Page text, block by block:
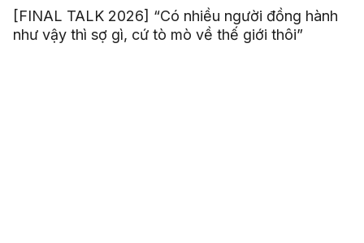
[FINAL TALK 2026] “Có nhiều người đồng hành
như vậy thì sợ gì, cứ tò mò về thế giới thôi”